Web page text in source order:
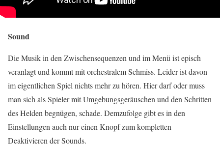
Sound
Die Musik in den Zwischensequenzen und im Menü ist episch
veranlagt und kommt mit orchestralem Schmiss. Leider ist davon
im eigentlichen Spiel nichts mehr zu hören. Hier darf oder muss
man sich als Spieler mit Umgebungsgeräuschen und den Schritten
des Helden begnügen, schade. Demzufolge gibt es in den
Einstellungen auch nur einen Knopf zum kompletten
Deaktivieren der Sounds.